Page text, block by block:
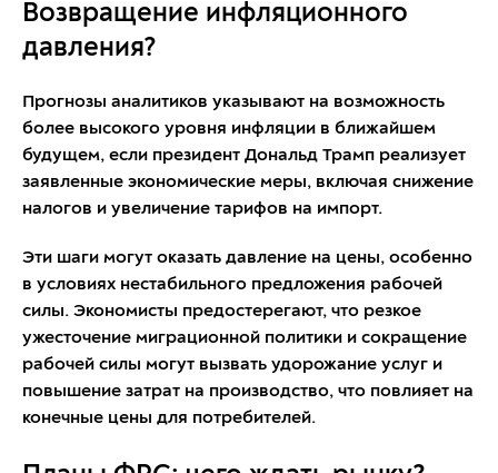
Возвращение инфляционного
давления?
Прогнозы аналитиков указывают на возможность
более высокого уровня инфляции в ближайшем
будущем, если президент Дональд Трамп реализует
заявленные экономические меры, включая снижение
налогов и увеличение тарифов на импорт.
Эти шаги могут оказать давление на цены, особенно
в условиях нестабильного предложения рабочей
силы. Экономисты предостерегают, что резкое
ужесточение миграционной политики и сокращение
рабочей силы могут вызвать удорожание услуг и
повышение затрат на производство, что повлияет на
конечные цены для потребителей.